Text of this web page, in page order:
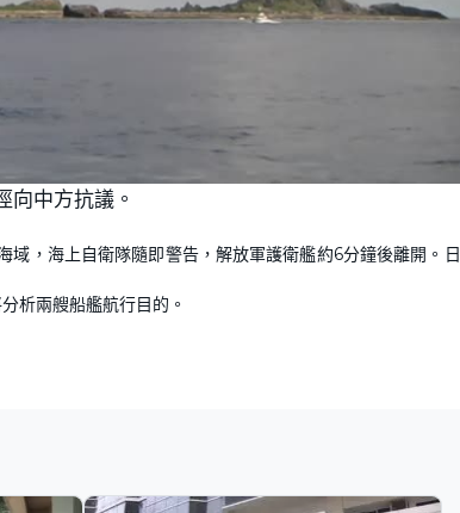
向中方抗議。
，海上自衛隊隨即警告，解放軍護衛艦約6分鐘後離開。日
析兩艘船艦航行目的。